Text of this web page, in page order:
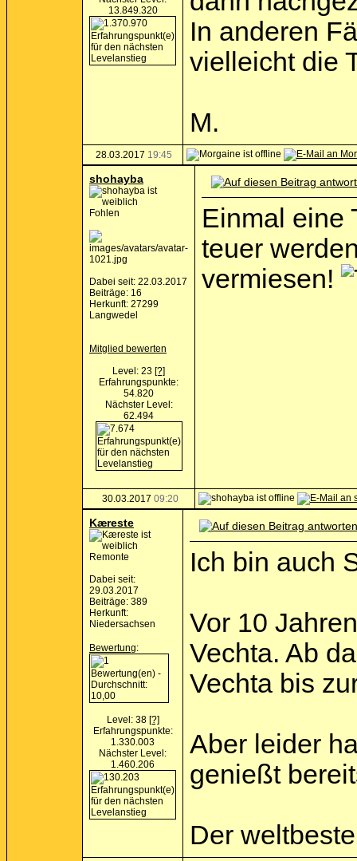
13.849.320
In anderen
vielleicht die
M.
28.03.2017 19:45
shohayba
Fohlen
Dabei seit: 22.03.2017
Beiträge: 16
Herkunft: 27299
Langwedel
Mitglied bewerten
Level: 23 [?]
Erfahrungspunkte:
54.820
Nächster Level:
62.494
Einmal eine
teuer
vermiesen!
30.03.2017 09:20
Kæreste
Remonte
Dabei seit:
29.03.2017
Beiträge: 389
Herkunft:
Niedersachsen
Bewertung:
Level: 38 [?]
Erfahrungspunkte:
1.330.003
Nächster Level:
1.460.206
Ich bin auch
Vor 10
Vechta. Ab
Vechta bis
Aber leider
genießt
Der